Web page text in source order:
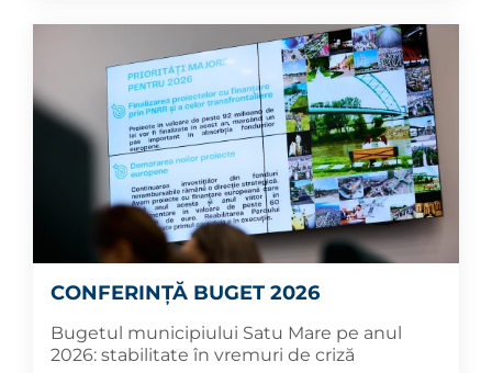
CONFERINȚĂ BUGET 2026
Bugetul municipiului Satu Mare pe anul
2026: stabilitate în vremuri de criză